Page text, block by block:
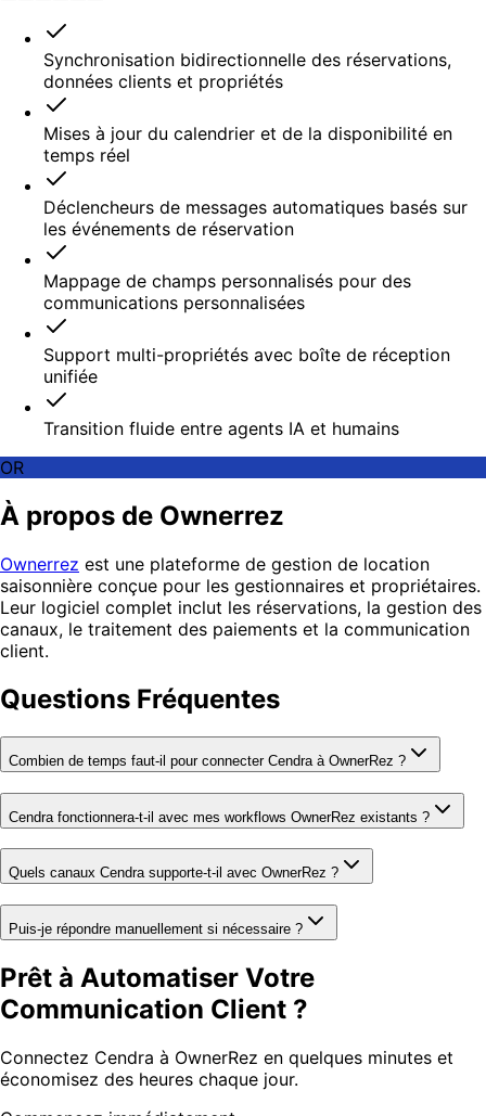
Synchronisation bidirectionnelle des réservations,
données clients et propriétés
Mises à jour du calendrier et de la disponibilité en
temps réel
Déclencheurs de messages automatiques basés sur
les événements de réservation
Mappage de champs personnalisés pour des
communications personnalisées
Support multi-propriétés avec boîte de réception
unifiée
Transition fluide entre agents IA et humains
OR
À propos de Ownerrez
Ownerrez est une plateforme de gestion de location
saisonnière conçue pour les gestionnaires et propriétaires.
Leur logiciel complet inclut les réservations, la gestion des
canaux, le traitement des paiements et la communication
client.
Questions Fréquentes
Combien de temps faut-il pour connecter Cendra à OwnerRez ?
Cendra fonctionnera-t-il avec mes workflows OwnerRez existants ?
Quels canaux Cendra supporte-t-il avec OwnerRez ?
Puis-je répondre manuellement si nécessaire ?
Prêt à Automatiser Votre
Communication Client ?
Connectez Cendra à OwnerRez en quelques minutes et
économisez des heures chaque jour.